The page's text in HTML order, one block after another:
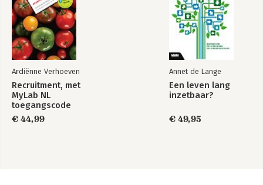
Ardiënne Verhoeven
Recruitment, met
MyLab NL
toegangscode
€ 44,99
Annet de Lange
Een leven lang
inzetbaar?
€ 49,95